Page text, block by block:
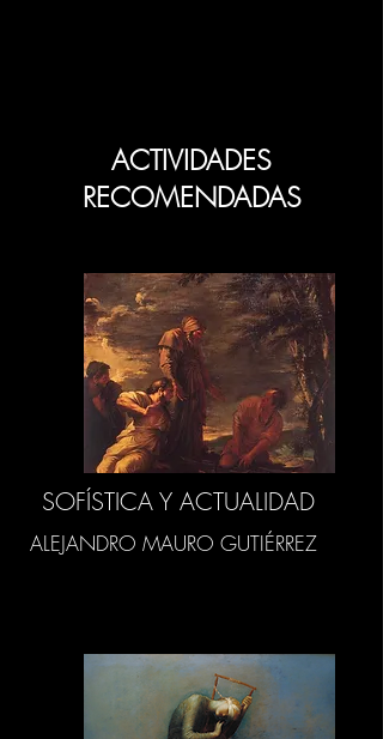
ACTIVIDADES
RECOMENDADAS
SOFÍSTICA Y ACTUALIDAD
ALEJANDRO MAURO GUTIÉRREZ